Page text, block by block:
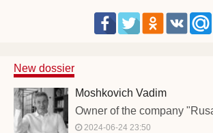
New dossier
Moshkovich Vadim
Owner of the company
2024-06-24 23:50